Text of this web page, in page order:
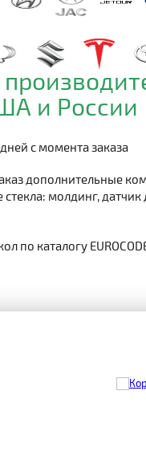
и России
с момента заказа
дополнительные
молдинг,
по каталогу